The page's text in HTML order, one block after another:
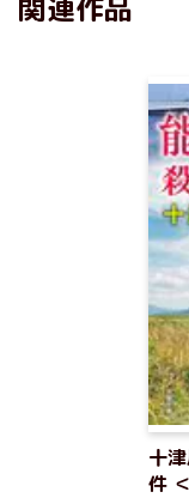
十
件